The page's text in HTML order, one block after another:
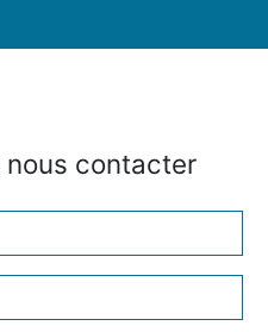
nous contacter